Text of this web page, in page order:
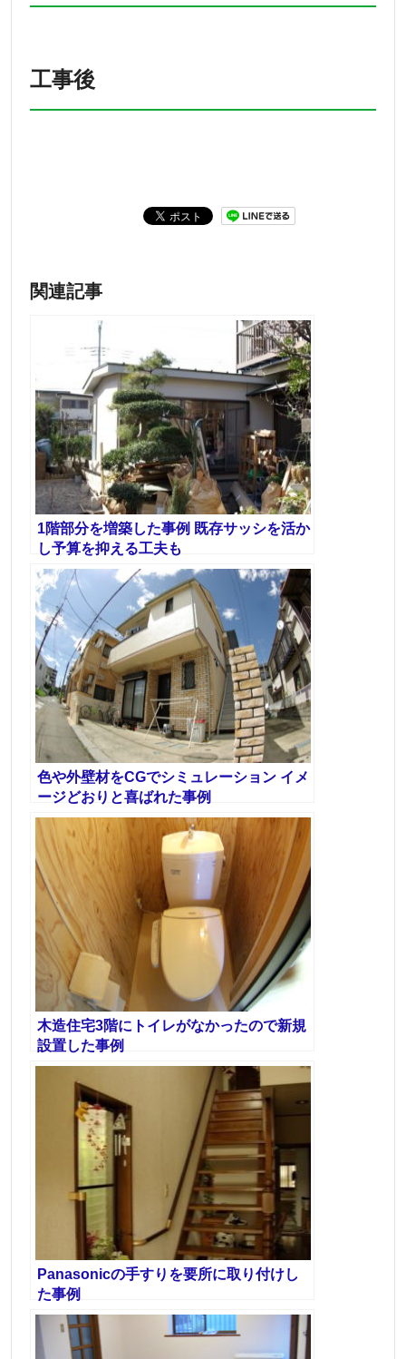
工事後
関連記事
1階部分を増築した事例 既存サッシを活か
し予算を抑える工夫も
色や外壁材をCGでシミュレーション イメ
ージどおりと喜ばれた事例
木造住宅3階にトイレがなかったので新規
設置した事例
Panasonicの手すりを要所に取り付けし
た事例